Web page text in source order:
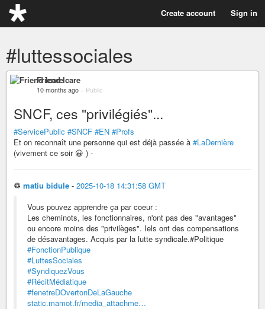
Create account Sign in
#luttessociales
Friend Icare
10 months ago – Public
SNCF, ces "privilégiés"...
#ServicePublic #SNCF #EN #Profs
Et on reconnaît une personne qui est déjà passée à #LaDernière
(vivement ce soir 😀 ) -
♲ matiu bidule - 2025-10-18 14:31:58 GMT
Vous pouvez apprendre ça par coeur :
Les cheminots, les fonctionnaires, n'ont pas des "avantages"
ou encore moins des "privilèges". Iels ont des compensations
de désavantages. Acquis par la lutte syndicale.#Politique
#FonctionPublique
#LuttesSociales
#SyndiquezVous
#RécitMédiatique
#fenetreDOvertonDeLaGauche
static.mamot.fr/media_attachme…